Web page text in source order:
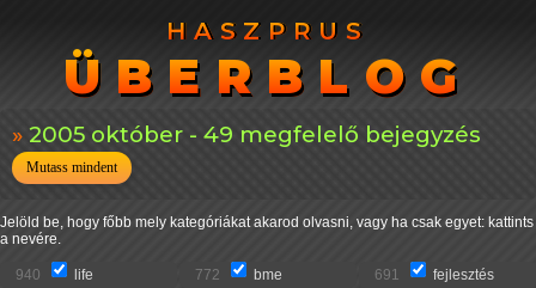
HASZPRUS
ÜBERBLOG
HASZPRUS
ÜBERBLOG
2005 október - 49 megfelelő bejegyzés
Mutass mindent
Jelöld be, hogy főbb mely kategóriákat akarod olvasni, vagy ha csak egyet: kattints
a nevére.
940 life 772 bme 691
fejlesztés